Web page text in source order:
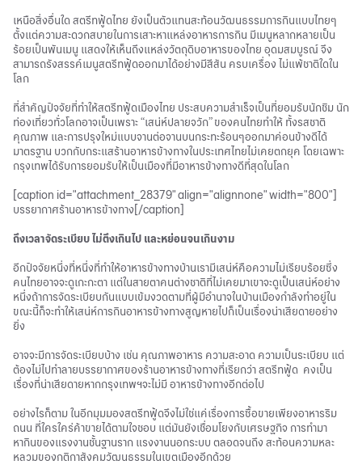
เหนือสิ่งอื่นใด สตรีทฟู้ดไทย ยังเป็นตัวแทนสะท้อนวัฒนธรรมการกินแบบไทยๆ
ตั้งแต่ความสะดวกสบายในการเสาะหาแหล่งอาหารการกิน มีเมนูหลากหลายเป็น
ร้อยเป็นพันเมนู แสดงให้เห็นถึงแหล่งวัตถุดิบอาหารของไทย อุดมสมบูรณ์ จึง
สามารถรังสรรค์เมนูสตรีทฟู้ดออกมาได้อย่างมีสีสัน ครบเครื่อง ไม่แพ้ชาติใดใน
โลก
ที่สำคัญปัจจัยที่ทำให้สตรีทฟู้ดเมืองไทย ประสบความสำเร็จเป็นที่ยอมรับนักชิม นัก
ท่องเที่ยวทั่วโลกอาจเป็นเพราะ “เสน่ห์ปลายจวัก” ของคนไทยทำให้ ทั้งรสชาติ
คุณภาพ และการปรุงใหม่แบบจานต่อจานบนกระทะร้อนๆออกมาค่อนข้างดีได้
มาตรฐาน บวกกับกระแสร้านอาหารข้างทางในประเทศไทยไม่เคยตกยุค โดยเฉพาะ
กรุงเทพได้รับการยอมรับให้เป็นเมืองที่มีอาหารข้างทางดีที่สุดในโลก
[caption id="attachment_28379" align="alignnone" width="800"]
บรรยากาศร้านอาหารข้างทาง[/caption]
ถึงเวลาจัดระเบียบ ไม่ตึงเกินไป และหย่อนจนเกินงาม
อีกปัจจัยหนึ่งที่หนึ่งที่ทำให้อาหารข้างทางบ้านเรามีเสน่ห์คือความไม่เรียบร้อยซึ่ง
คนไทยอาจจะดูเกะกะตา แต่ในสายตาคนต่างชาติที่ไม่เคยมาเขาจะดูเป็นเสน่ห์อย่าง
หนึ่งถ้าการจัดระเบียบกันแบบเข้มงวดตามที่ผู้มีอำนาจในบ้านเมืองกำลังทำอยู่ใน
ขณะนี้ก็จะทำให้เสน่ห์การกินอาหารข้างทางสูญหายไปก็เป็นเรื่องน่าเสียดายอย่าง
ยิ่ง
อาจจะมีการจัดระเบียบบ้าง เช่น คุณภาพอาหาร ความสะอาด ความเป็นระเบียบ แต่
ต้องไม่ไปทำลายบรรยากาศของร้านอาหารข้างทางที่เรียกว่า สตรีทฟู้ด คงเป็น
เรื่องที่น่าเสียดายหากกรุงเทพฯจะไม่มี อาหารข้างทางอีกต่อไป
อย่างไรก็ตาม ในอีกมุมมองสตรีทฟู้ดจึงไม่ใช่แค่เรื่องการซื้อขายเพียงอาหารริม
ถนน ที่ใครใคร่ค้าขายได้ตามใจชอบ แต่มันยังเชื่อมโยงกับเศรษฐกิจ การทำมา
หากินของแรงงานชั้นฐานราก แรงงานนอกระบบ ตลอดจนถึง สะท้อนความหละ
หลวมของกติกาสังคมวัฒนธรรมในเขตเมืองอีกด้วย